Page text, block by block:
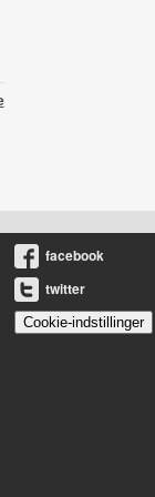
facebook
twitter
Cookie-indstillinger